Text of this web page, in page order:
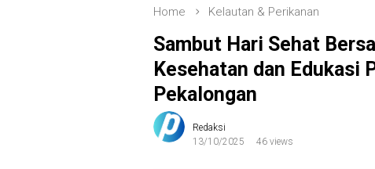
Home Kelautan & Perikanan
Sambut Hari Sehat
Kesehatan dan Edukasi
Pekalongan
Redaksi
13/10/2025
46 views